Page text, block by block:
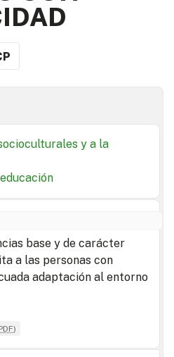
y a la
base y de carácter
a las personas con
adaptación al entorno
)